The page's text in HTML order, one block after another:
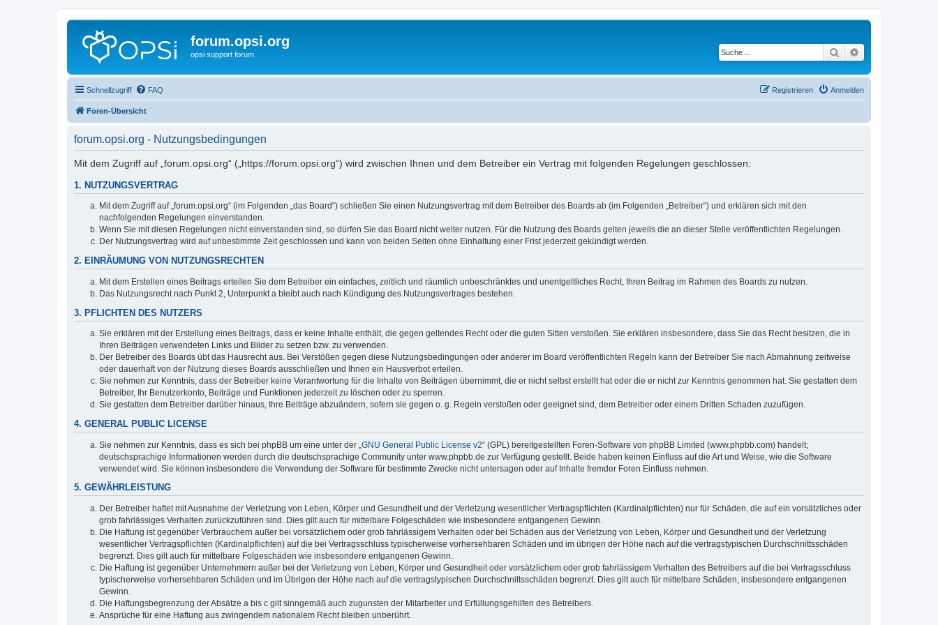
forum.opsi.org
opsi support forum Suche
Schnellzugriff FAQ Anmelden
Registrieren
Foren-Übersicht
forum.opsi.org - Nutzungsbedingungen
Mit dem Zugriff auf „forum.opsi.org“ („https://forum.opsi.org“) wird zwischen Ihnen und dem Betreiber ein Vertrag mit folgenden Regelungen geschlossen:
1. NUTZUNGSVERTRAG
Mit dem Zugriff auf „forum.opsi.org“ (im Folgenden „das Board“) schließen Sie einen Nutzungsvertrag mit dem Betreiber des Boards ab (im Folgenden „Betreiber“) und erklären sich mit den
nachfolgenden Regelungen einverstanden.
Wenn Sie mit diesen Regelungen nicht einverstanden sind, so dürfen Sie das Board nicht weiter nutzen. Für die Nutzung des Boards gelten jeweils die an dieser Stelle veröffentlichten Regelungen.
Der Nutzungsvertrag wird auf unbestimmte Zeit geschlossen und kann von beiden Seiten ohne Einhaltung einer Frist jederzeit gekündigt werden.
2. EINRÄUMUNG VON NUTZUNGSRECHTEN
Mit dem Erstellen eines Beitrags erteilen Sie dem Betreiber ein einfaches, zeitlich und räumlich unbeschränktes und unentgeltliches Recht, Ihren Beitrag im Rahmen des Boards zu nutzen.
Das Nutzungsrecht nach Punkt 2, Unterpunkt a bleibt auch nach Kündigung des Nutzungsvertrages bestehen.
3. PFLICHTEN DES NUTZERS
Sie erklären mit der Erstellung eines Beitrags, dass er keine Inhalte enthält, die gegen geltendes Recht oder die guten Sitten verstoßen. Sie erklären insbesondere, dass Sie das Recht besitzen, die in
Ihren Beiträgen verwendeten Links und Bilder zu setzen bzw. zu verwenden.
Der Betreiber des Boards übt das Hausrecht aus. Bei Verstößen gegen diese Nutzungsbedingungen oder anderer im Board veröffentlichten Regeln kann der Betreiber Sie nach Abmahnung zeitweise
oder dauerhaft von der Nutzung dieses Boards ausschließen und Ihnen ein Hausverbot erteilen.
Sie nehmen zur Kenntnis, dass der Betreiber keine Verantwortung für die Inhalte von Beiträgen übernimmt, die er nicht selbst erstellt hat oder die er nicht zur Kenntnis genommen hat. Sie gestatten dem
Betreiber, Ihr Benutzerkonto, Beiträge und Funktionen jederzeit zu löschen oder zu sperren.
Sie gestatten dem Betreiber darüber hinaus, Ihre Beiträge abzuändern, sofern sie gegen o. g. Regeln verstoßen oder geeignet sind, dem Betreiber oder einem Dritten Schaden zuzufügen.
4. GENERAL PUBLIC LICENSE
Sie nehmen zur Kenntnis, dass es sich bei phpBB um eine unter der „ GNU General Public License v2“ (GPL) bereitgestellten Foren-Software von phpBB Limited (www.phpbb.com) handelt;
deutschsprachige Informationen werden durch die deutschsprachige Community unter www.phpbb.de zur Verfügung gestellt. Beide haben keinen Einfluss auf die Art und Weise, wie die Software
verwendet wird. Sie können insbesondere die Verwendung der Software für bestimmte Zwecke nicht untersagen oder auf Inhalte fremder Foren Einfluss nehmen.
5. GEWÄHRLEISTUNG
Der Betreiber haftet mit Ausnahme der Verletzung von Leben, Körper und Gesundheit und der Verletzung wesentlicher Vertragspflichten (Kardinalpflichten) nur für Schäden, die auf ein vorsätzliches oder
grob fahrlässiges Verhalten zurückzuführen sind. Dies gilt auch für mittelbare Folgeschäden wie insbesondere entgangenen Gewinn.
Die Haftung ist gegenüber Verbrauchern außer bei vorsätzlichem oder grob fahrlässigem Verhalten oder bei Schäden aus der Verletzung von Leben, Körper und Gesundheit und der Verletzung
wesentlicher Vertragspflichten (Kardinalpflichten) auf die bei Vertragsschluss typischerweise vorhersehbaren Schäden und im übrigen der Höhe nach auf die vertragstypischen Durchschnittsschäden
begrenzt. Dies gilt auch für mittelbare Folgeschäden wie insbesondere entgangenen Gewinn.
Die Haftung ist gegenüber Unternehmern außer bei der Verletzung von Leben, Körper und Gesundheit oder vorsätzlichem oder grob fahrlässigem Verhalten des Betreibers auf die bei Vertragsschluss
typischerweise vorhersehbaren Schäden und im Übrigen der Höhe nach auf die vertragstypischen Durchschnittsschäden begrenzt. Dies gilt auch für mittelbare Schäden, insbesondere entgangenen
Gewinn.
Die Haftungsbegrenzung der Absätze a bis c gilt sinngemäß auch zugunsten der Mitarbeiter und Erfüllungsgehilfen des Betreibers.
Ansprüche für eine Haftung aus zwingendem nationalem Recht bleiben unberührt.